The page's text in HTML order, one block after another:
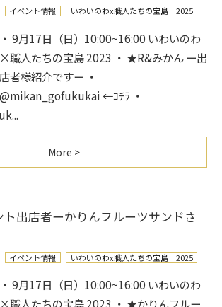
イベント情報 いわいのわx職人たちの宝島 2025
・ 9月17日（日）10:00~16:00 いわいのわ
×職人たちの宝島 2023 ・ ★R&みかん ー出
店者様紹介ですー ・
@mikan_gofukukai ←ｺﾁﾗ ・
More >
ト出店者ーかりんフルーツサンドさ
イベント情報 いわいのわx職人たちの宝島 2025
・ 9月17日（日）10:00~16:00 いわいのわ
×職人たちの宝島 2023 ・ ★かりんフルー